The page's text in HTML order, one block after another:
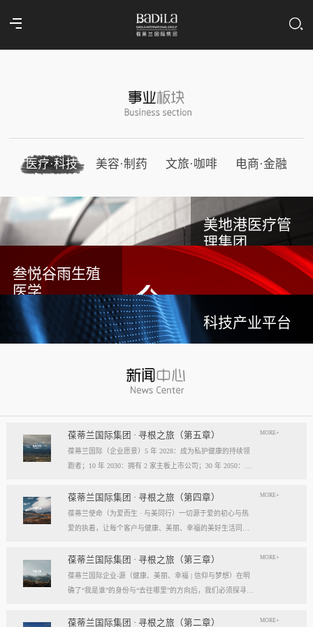
医疗·科技 美容·制药 文旅·咖啡 电商·金融
美地港医疗管
理集团
叁悦谷雨生殖
医学
科技产业平台
葆蒂兰国际集团 · 寻根之旅（第五章）
葆蒂兰国际（企业愿景）5 年 2028：成为私护健康的持续领
跑者；10 年 2030：拥有 2 家主板上市公司；30 年 2050：成
葆蒂兰国际立志成为健康产业中一个响亮的中国品牌。我们
以“为爱而生，与美同行”为使命，绘制出一幅清晰而雄心勃
勃的发展蓝图，旨在以坚实的步伐，从专业的深度走向事业
028 | 5年愿景）成为“私护健康领域的持续领跑者”· 定位： 我
MORE+
葆蒂兰国际集团 · 寻根之旅（第四章）
葆蒂兰使命（为爱而生 · 与美同行）一切源于爱的初心与热
爱的执着，让每个客户与健康、美丽、幸福的美好生活同
双翼“爱的初心”与“热爱的执着”，共同构成了葆蒂兰的精神内
核与力量源泉，二者如同呼吸，一呼一吸，生生不息。爱的
初心，是我们的根脉与方向。它是最初那份纯粹的善意、利
MORE+
葆蒂兰国际集团 · 寻根之旅（第三章）
葆蒂兰国际企业-源（健康、美丽、幸福 | 信仰与梦想）在明
确了“我是谁”的身份与“去往哪里”的方向后，我们必须探寻滋
格局与能量。它，就是葆蒂兰的“源”——我们一切思想与行
MORE+
葆蒂兰国际集团 · 寻根之旅（第二章） MORE+